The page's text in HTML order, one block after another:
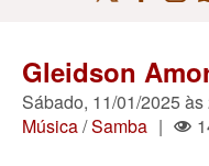
Gleidson
Sábado, 11/01/2025 às
Música/Samba |